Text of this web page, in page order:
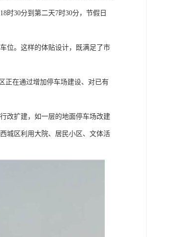
时30分到第二天7时30分，节假日
位。这样的体贴设计，既满足了市
正在通过增加停车场建设、对已有
改扩建，如一层的地面停车场改建
城区利用大院、居民小区、文体活